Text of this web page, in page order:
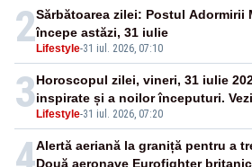
2 Lifestyle-31 iul. 2026, 07:10
Sărbătoarea zilei: Postul Adormirii
începe astăzi, 31 iulie
3 Lifestyle-31 iul. 2026, 07:20
Horoscopul zilei, vineri, 31 iulie
inspirate și a noilor începuturi.
Alertă aeriană la graniță pentru a
Două aeronave Eurofighter